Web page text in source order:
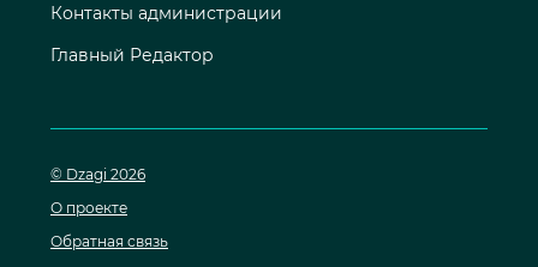
Контакты администрации
Главный Редактор
© Dzagi 2026
О проекте
Обратная связь